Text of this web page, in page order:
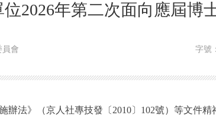
2026年第二次面向應屆博
員會 字號
法》（京人社專技發〔2010〕102號）等文件精